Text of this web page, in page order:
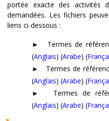
portée exacte des activités
demandées. Les fichiers
liens ci-dessous :
► Termes de
(Anglais) (Arabe) (
► Termes de
(Anglais) (Arabe) (
► Termes de
(Anglais) (Arabe) (